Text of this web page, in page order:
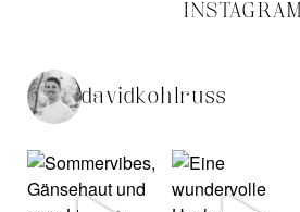
INSTAGRAM
davidkohlruss